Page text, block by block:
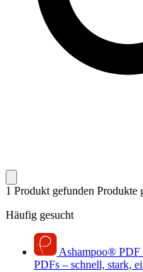
1 Produkt gefunden Produkte
Häufig gesucht
Ashampoo® PDF
PDFs – schnell, stark,